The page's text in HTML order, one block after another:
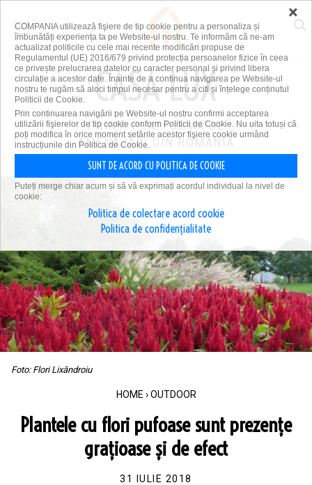
PRIMA PLATFORMĂ DE
AMENAJĂRI DIN ROMÂNIA
Foto: Flori Lixăndroiu
HOME › OUTDOOR
Plantele cu flori pufoase sunt prezențe
grațioase și de efect
31 IULIE 2018
×
COMPANIA utilizează fişiere de tip cookie pentru a personaliza și
îmbunătăți experiența ta pe Website-ul nostru. Te informăm că ne-am
actualizat politicile cu cele mai recente modificări propuse de
Regulamentul (UE) 2016/679 privind protecția persoanelor fizice în ceea
ce privește prelucrarea datelor cu caracter personal și privind libera
circulație a acestor date. Înainte de a continua navigarea pe Website-ul
nostru te rugăm să aloci timpul necesar pentru a citi și înțelege conținutul
Politicii de Cookie.
Prin continuarea navigării pe Website-ul nostru confirmi acceptarea
utilizării fişierelor de tip cookie conform Politicii de Cookie. Nu uita totuși că
poți modifica în orice moment setările acestor fişiere cookie urmând
instrucțiunile din Politica de Cookie.
SUNT DE ACORD CU POLITICA DE COOKIE
Puteți merge chiar acum și să vă exprimați acordul individual la nivel de
cookie:
Politica de colectare acord cookie
Politica de confidențialitate